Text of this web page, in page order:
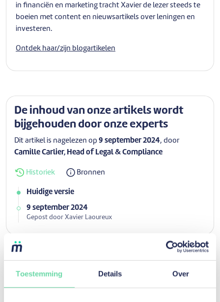
Toestemming Details Over
in financiën en marketing tracht Xavier de lezer steeds te
boeien met content en nieuwsartikels over leningen en
investeren.
Ontdek haar/zijn blogartikelen
De inhoud van onze artikels wordt
bijgehouden door onze experts
Dit artikel is nagelezen op 9 september 2024, door
Camille Carlier, Head of Legal & Compliance
Historiek Bronnen
Huidige versie
9 september 2024
Gepost door Xavier Laoureux